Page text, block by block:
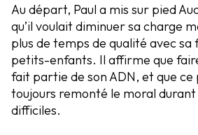
Au départ, Paul a mis sur pied
qu’il voulait diminuer sa charge
plus de temps de qualité avec sa
petits-enfants. Il affirme que
fait partie de son ADN, et que ce
toujours remonté le moral
difficiles.